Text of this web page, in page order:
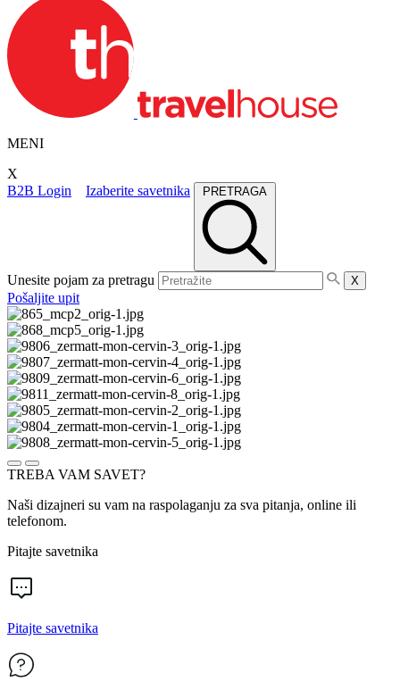
MENI
X
B2B Login
Izaberite savetnika PRETRAGA
Unesite pojam za pretragu X
Pošaljite upit
TREBA VAM SAVET?
Naši dizajneri su vam na raspolaganju za sva pitanja, online ili
telefonom.
Pitajte savetnika
Pitajte savetnika